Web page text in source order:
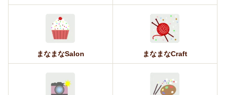
まなまなSalon まなまなCraft